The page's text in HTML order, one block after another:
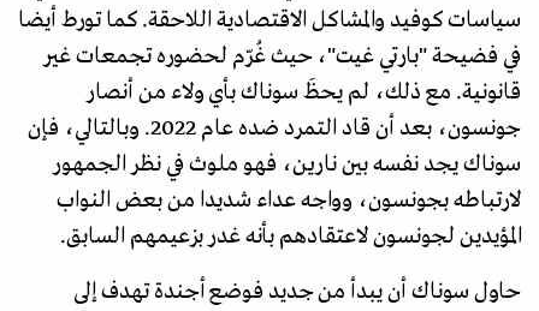
سياسات كوفيد والمشاكل الاقتصادية اللاحقة. كما تورط أيضا
في فضيحة "بارتي غيت"، حيث غُرّم لحضوره تجمعات غير
قانونية. مع ذلك، لم يحظَ سوناك بأي ولاء من أنصار
جونسون، بعد أن قاد التمرد ضده عام 2022. وبالتالي، فإن
سوناك يجد نفسه بين نارين، فهو ملوث في نظر الجمهور
لارتباطه بجونسون، وواجه عداء شديدا من بعض النواب
المؤيدين لجونسون لاعتقادهم بأنه غدر بزعيمهم السابق.
حاول سوناك أن يبدأ من جديد فوضع أجندة تهدف إلى